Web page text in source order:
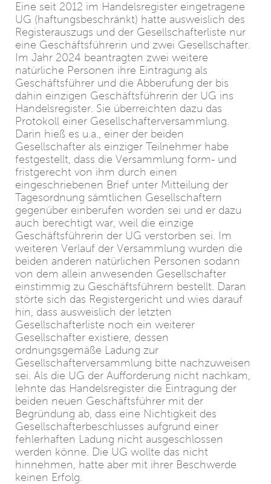
Eine seit 2012 im Handelsregister eingetragene
UG (haftungsbeschränkt) hatte ausweislich des
Registerauszugs und der Gesellschafterliste nur
eine Geschäftsführerin und zwei Gesellschafter.
Im Jahr 2024 beantragten zwei weitere
natürliche Personen ihre Eintragung als
Geschäftsführer und die Abberufung der bis
dahin einzigen Geschäftsführerin der UG ins
Handelsregister. Sie überreichten dazu das
Protokoll einer Gesellschafterversammlung.
Darin hieß es u.a., einer der beiden
Gesellschafter als einziger Teilnehmer habe
festgestellt, dass die Versammlung form- und
fristgerecht von ihm durch einen
eingeschriebenen Brief unter Mitteilung der
Tagesordnung sämtlichen Gesellschaftern
gegenüber einberufen worden sei und er dazu
auch berechtigt war, weil die einzige
Geschäftsführerin der UG verstorben sei. Im
weiteren Verlauf der Versammlung wurden die
beiden anderen natürlichen Personen sodann
von dem allein anwesenden Gesellschafter
einstimmig zu Geschäftsführern bestellt. Daran
störte sich das Registergericht und wies darauf
hin, dass ausweislich der letzten
Gesellschafterliste noch ein weiterer
Gesellschafter existiere, dessen
ordnungsgemäße Ladung zur
Gesellschafterversammlung bitte nachzuweisen
sei. Als die UG der Aufforderung nicht nachkam,
lehnte das Handelsregister die Eintragung der
beiden neuen Geschäftsführer mit der
Begründung ab, dass eine Nichtigkeit des
Gesellschafterbeschlusses aufgrund einer
fehlerhaften Ladung nicht ausgeschlossen
werden könne. Die UG wollte das nicht
hinnehmen, hatte aber mit ihrer Beschwerde
keinen Erfolg.